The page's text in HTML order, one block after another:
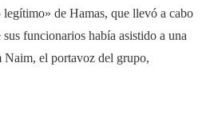
de Hamas, que llevó a cabo
funcionarios había asistido a una
Naim, el portavoz del grupo,